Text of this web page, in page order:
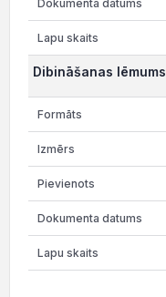
Dibināšanas lēmums